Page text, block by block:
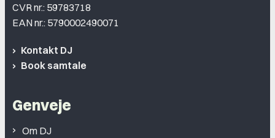
CVR nr.: 59783718
EAN nr.: 5790002490071
Kontakt DJ
Book samtale
Genveje
Om DJ